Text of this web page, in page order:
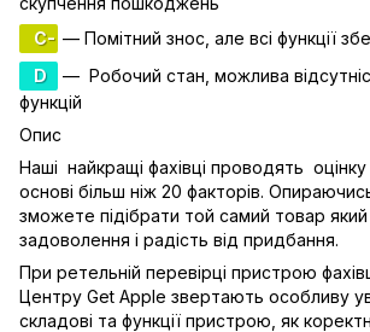
C- — Помітний знос, але всі функції
D
— Робочий стан, можлива
функцій
Опис
Наші найкращі фахівці проводять
основі більш ніж 20 факторів.
зможете підібрати той самий товар
задоволення і радість від придбання.
При ретельній перевірці пристрою
Центру Get Apple звертають особливу
складові та функції пристрою, як